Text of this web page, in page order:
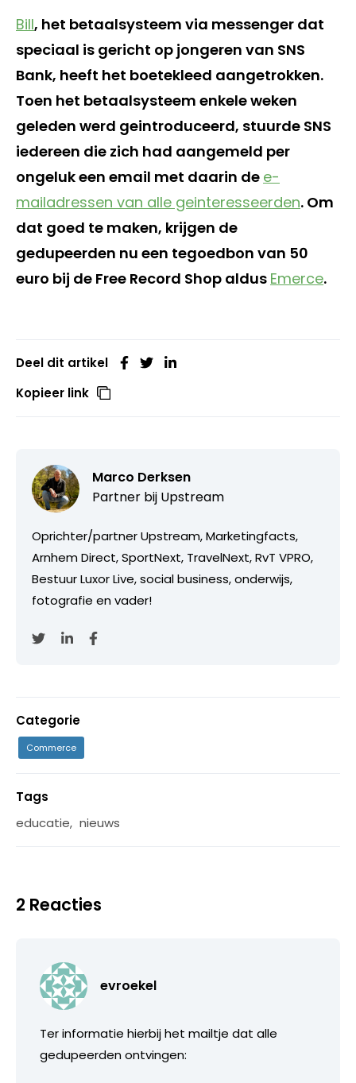
Bill, het betaalsysteem via messenger dat
speciaal is gericht op jongeren van SNS
Bank, heeft het boetekleed aangetrokken.
Toen het betaalsysteem enkele weken
geleden werd geintroduceerd, stuurde SNS
iedereen die zich had aangemeld per
ongeluk een email met daarin de e-
mailadressen van alle geinteresseerden. Om
dat goed te maken, krijgen de
gedupeerden nu een tegoedbon van 50
euro bij de Free Record Shop aldus Emerce.
Deel dit artikel
Kopieer link
Marco Derksen
Partner bij Upstream
Oprichter/partner Upstream, Marketingfacts,
Arnhem Direct, SportNext, TravelNext, RvT VPRO,
Bestuur Luxor Live, social business, onderwijs,
fotografie en vader!
Categorie
Commerce
Tags
educatie, nieuws
2 Reacties
evroekel
Ter informatie hierbij het mailtje dat alle
gedupeerden ontvingen: